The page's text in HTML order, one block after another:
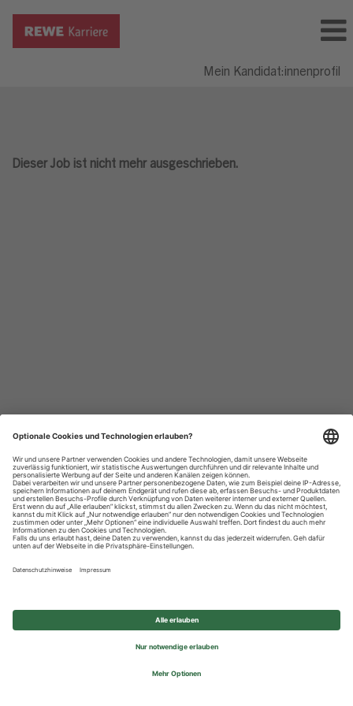
Mein Kandidat:innenprofil
Dieser Job ist nicht mehr ausgeschrieben.
Datenschutzhinweise
Impressum
Privatsphäre-Einstellungen
© 2026 REWE Group - All rights reserved